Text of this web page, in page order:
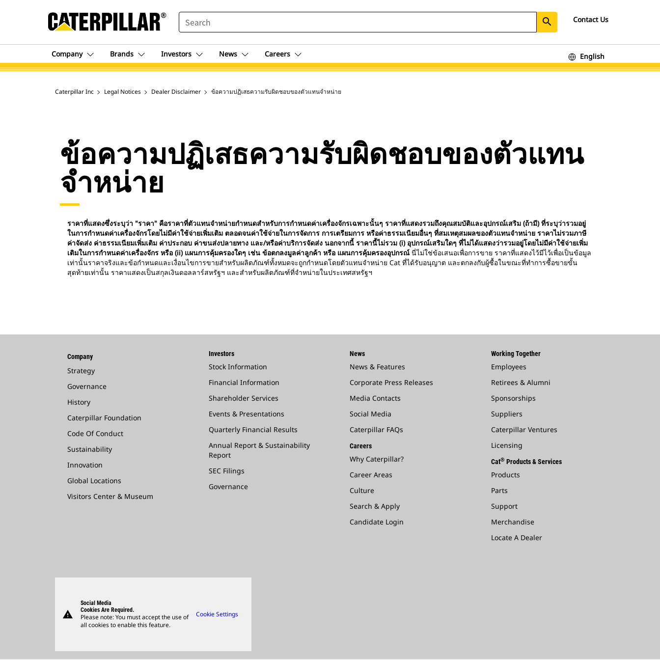
SEARCH search Contact Us
Company Brands Investors News Careers English
Caterpillar Inc Legal Notices Dealer Disclaimer ข้อความปฏิเสธความรับผิดชอบของตัวแทนจำหน่าย
ข้อความปฏิเสธความรับผิดชอบของตัวแทน
จำหน่าย
ราคาที่แสดงซึ่งระบุว่า "ราคา" คือราคาที่ตัวแทนจำหน่ายกำหนดสำหรับการกำหนดค่าเครื่องจักรเฉพาะนั้นๆ ราคาที่แสดงรวมถึงคุณสมบัติและอุปกรณ์เสริม (ถ้ามี) ที่ระบุว่ารวมอยู่
ในการกำหนดค่าเครื่องจักรโดยไม่มีค่าใช้จ่ายเพิ่มเติม ตลอดจนค่าใช้จ่ายในการจัดการ การเตรียมการ หรือค่าธรรมเนียมอื่นๆ ที่สมเหตุสมผลของตัวแทนจำหน่าย ราคาไม่รวมภาษี
ค่าจัดส่ง ค่าธรรมเนียมเพิ่มเติม ค่าประกอบ ค่าขนส่งปลายทาง และ/หรือค่าบริการจัดส่ง นอกจากนี้ ราคานี้ไม่รวม (i) อุปกรณ์เสริมใดๆ ที่ไม่ได้แสดงว่ารวมอยู่โดยไม่มีค่าใช้จ่ายเพิ่ม
เติมในการกำหนดค่าเครื่องจักร หรือ (ii) แผนการคุ้มครองใดๆ เช่น ข้อตกลงมูลค่าลูกค้า หรือ แผนการคุ้มครองอุปกรณ์ นี่ไม่ใช่ข้อเสนอเพื่อการขาย ราคาที่แสดงไว้มีไว้เพื่อเป็นข้อมูล
เท่านั้นราคาจริงและข้อกำหนดและเงื่อนไขการขายสำหรับผลิตภัณฑ์ทั้งหมดจะถูกกำหนดโดยตัวแทนจำหน่าย Cat ที่ได้รับอนุญาต และตกลงกับผู้ซื้อในขณะที่ทำการซื้อขายขั้น
สุดท้ายเท่านั้น ราคาแสดงเป็นสกุลเงินดอลลาร์สหรัฐฯ และสำหรับผลิตภัณฑ์ที่จำหน่ายในประเทศสหรัฐฯ
Company
Strategy
Governance
History
Caterpillar Foundation
Code Of Conduct
Sustainability
Innovation
Global Locations
Visitors Center & Museum
Investors
Stock Information
Financial Information
Shareholder Services
Events & Presentations
Quarterly Financial Results
Annual Report & Sustainability
Report
SEC Filings
Governance
News
News & Features
Corporate Press Releases
Media Contacts
Social Media
Caterpillar FAQs
Careers
Why Caterpillar?
Career Areas
Culture
Search & Apply
Candidate Login
Working Together
Employees
Retirees & Alumni
Sponsorships
Suppliers
Caterpillar Ventures
Licensing
Cat® Products & Services
Products
Parts
Support
Merchandise
Locate A Dealer
warning
Social Media
Cookies Are Required.
Please note: You must accept the use of
all cookies to enable this feature.
Cookie Settings